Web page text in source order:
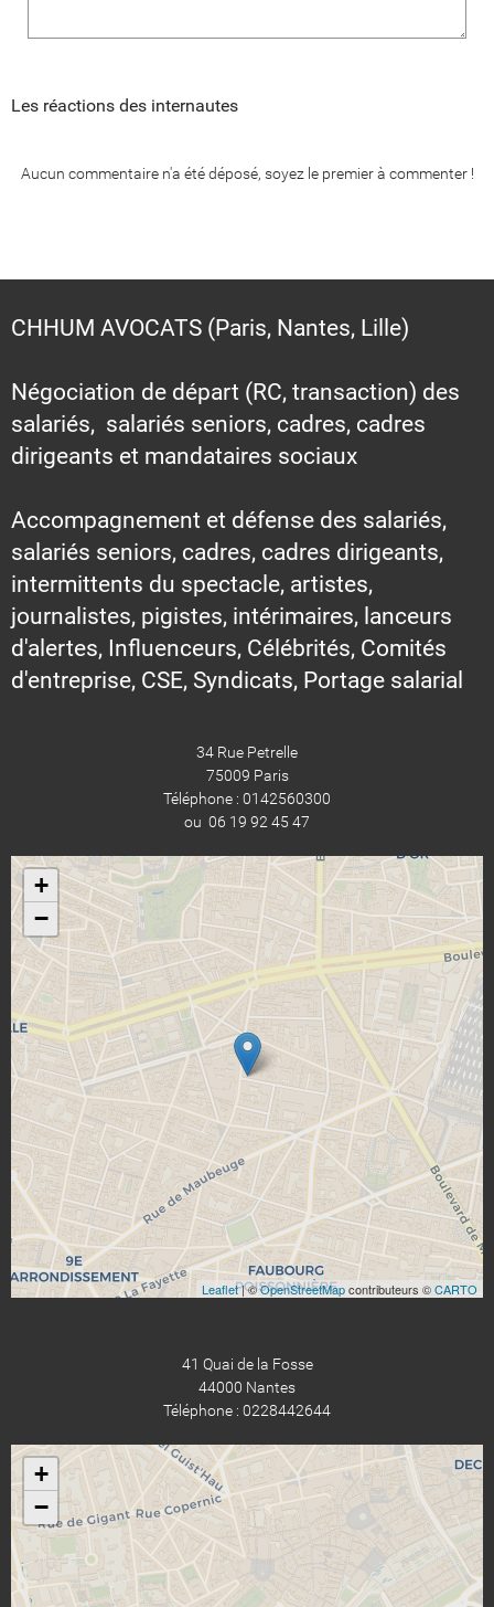
Les réactions des internautes
Aucun commentaire n'a été déposé, soyez le premier à commenter !
CHHUM AVOCATS (Paris, Nantes, Lille)
Négociation de départ (RC, transaction) des
salariés, salariés seniors, cadres, cadres
dirigeants et mandataires sociaux
Accompagnement et défense des salariés,
salariés seniors, cadres, cadres dirigeants,
intermittents du spectacle, artistes,
journalistes, pigistes, intérimaires, lanceurs
d'alertes, Influenceurs, Célébrités, Comités
d'entreprise, CSE, Syndicats, Portage salarial
34 Rue Petrelle
75009 Paris
Téléphone : 0142560300
ou 06 19 92 45 47
+
−
Leaflet| ©OpenStreetMapcontributeurs ©CARTO
41 Quai de la Fosse
44000 Nantes
Téléphone : 0228442644
+
−